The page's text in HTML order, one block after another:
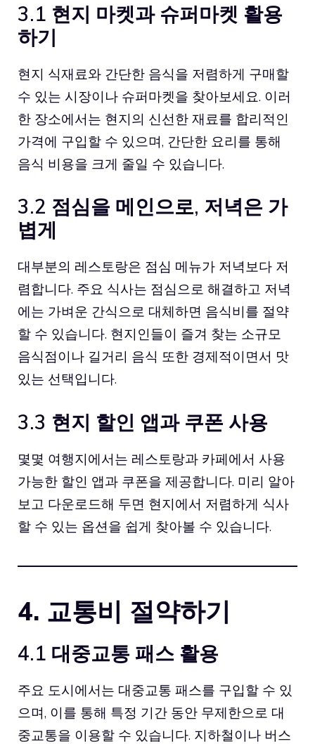
3.1 현지 마켓과 슈퍼마켓 활용
하기
현지 식재료와 간단한 음식을 저렴하게 구매할
수 있는 시장이나 슈퍼마켓을 찾아보세요. 이러
한 장소에서는 현지의 신선한 재료를 합리적인
가격에 구입할 수 있으며, 간단한 요리를 통해
음식 비용을 크게 줄일 수 있습니다.
3.2 점심을 메인으로, 저녁은 가
볍게
대부분의 레스토랑은 점심 메뉴가 저녁보다 저
렴합니다. 주요 식사는 점심으로 해결하고 저녁
에는 가벼운 간식으로 대체하면 음식비를 절약
할 수 있습니다. 현지인들이 즐겨 찾는 소규모
음식점이나 길거리 음식 또한 경제적이면서 맛
있는 선택입니다.
3.3 현지 할인 앱과 쿠폰 사용
몇몇 여행지에서는 레스토랑과 카페에서 사용
가능한 할인 앱과 쿠폰을 제공합니다. 미리 알아
보고 다운로드해 두면 현지에서 저렴하게 식사
할 수 있는 옵션을 쉽게 찾아볼 수 있습니다.
4. 교통비 절약하기
4.1 대중교통 패스 활용
주요 도시에서는 대중교통 패스를 구입할 수 있
으며, 이를 통해 특정 기간 동안 무제한으로 대
중교통을 이용할 수 있습니다. 지하철이나 버스